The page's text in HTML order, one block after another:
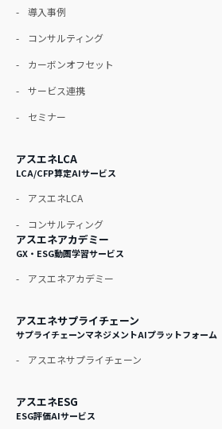
導入事例
コンサルティング
カーボンオフセット
サービス連携
セミナー
アスエネLCA
LCA/CFP算定AIサービス
アスエネLCA
コンサルティング
アスエネアカデミー
GX・ESG動画学習サービス
アスエネアカデミー
アスエネサプライチェーン
サプライチェーンマネジメントAIプラットフォーム
アスエネサプライチェーン
アスエネESG
ESG評価AIサービス